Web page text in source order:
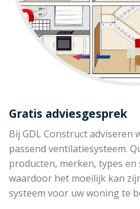
Gratis adviesgesprek
Bij GDL Construct adviseren
passend ventilatiesysteem.
producten, merken, types
waardoor het moeilijk kan
systeem voor uw woning te